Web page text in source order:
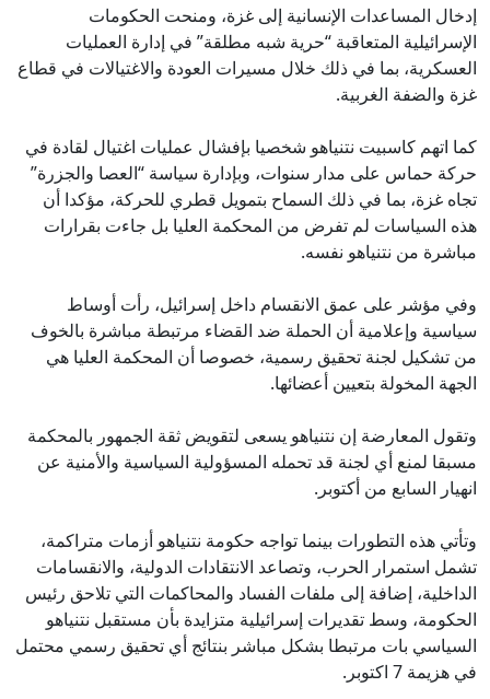
إدخال المساعدات الإنسانية إلى غزة، ومنحت الحكومات
الإسرائيلية المتعاقبة “حرية شبه مطلقة” في إدارة العمليات
العسكرية، بما في ذلك خلال مسيرات العودة والاغتيالات في قطاع
غزة والضفة الغربية.
كما اتهم كاسبيت نتنياهو شخصيا بإفشال عمليات اغتيال لقادة في
حركة حماس على مدار سنوات، وبإدارة سياسة “العصا والجزرة”
تجاه غزة، بما في ذلك السماح بتمويل قطري للحركة، مؤكدا أن
هذه السياسات لم تفرض من المحكمة العليا بل جاءت بقرارات
مباشرة من نتنياهو نفسه.
وفي مؤشر على عمق الانقسام داخل إسرائيل، رأت أوساط
سياسية وإعلامية أن الحملة ضد القضاء مرتبطة مباشرة بالخوف
من تشكيل لجنة تحقيق رسمية، خصوصا أن المحكمة العليا هي
الجهة المخولة بتعيين أعضائها.
وتقول المعارضة إن نتنياهو يسعى لتقويض ثقة الجمهور بالمحكمة
مسبقا لمنع أي لجنة قد تحمله المسؤولية السياسية والأمنية عن
انهيار السابع من أكتوبر.
وتأتي هذه التطورات بينما تواجه حكومة نتنياهو أزمات متراكمة،
تشمل استمرار الحرب، وتصاعد الانتقادات الدولية، والانقسامات
الداخلية، إضافة إلى ملفات الفساد والمحاكمات التي تلاحق رئيس
الحكومة، وسط تقديرات إسرائيلية متزايدة بأن مستقبل نتنياهو
السياسي بات مرتبطا بشكل مباشر بنتائج أي تحقيق رسمي محتمل
في هزيمة 7 اكتوبر.